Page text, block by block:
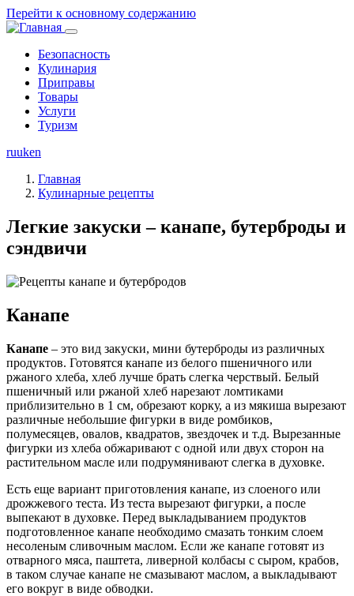
Перейти к основному содержанию
Основная
навигация
Безопасность
Кулинария
Приправы
Товары
Услуги
Туризм
ruuken
Главная
Кулинарные рецепты
Легкие закуски – канапе, бутерброды и
сэндвичи
Канапе
Канапе – это вид закуски, мини бутерброды из различных
продуктов. Готовятся канапе из белого пшеничного или
ржаного хлеба, хлеб лучше брать слегка черствый. Белый
пшеничный или ржаной хлеб нарезают ломтиками
приблизительно в 1 см, обрезают корку, а из мякиша вырезают
различные небольшие фигурки в виде ромбиков,
полумесяцев, овалов, квадратов, звездочек и т.д. Вырезанные
фигурки из хлеба обжаривают с одной или двух сторон на
растительном масле или подрумянивают слегка в духовке.
Есть еще вариант приготовления канапе, из слоеного или
дрожжевого теста. Из теста вырезают фигурки, а после
выпекают в духовке. Перед выкладыванием продуктов
подготовленное канапе необходимо смазать тонким слоем
несоленым сливочным маслом. Если же канапе готовят из
отварного мяса, паштета, ливерной колбасы с сыром, крабов,
в таком случае канапе не смазывают маслом, а выкладывают
его вокруг в виде обводки.